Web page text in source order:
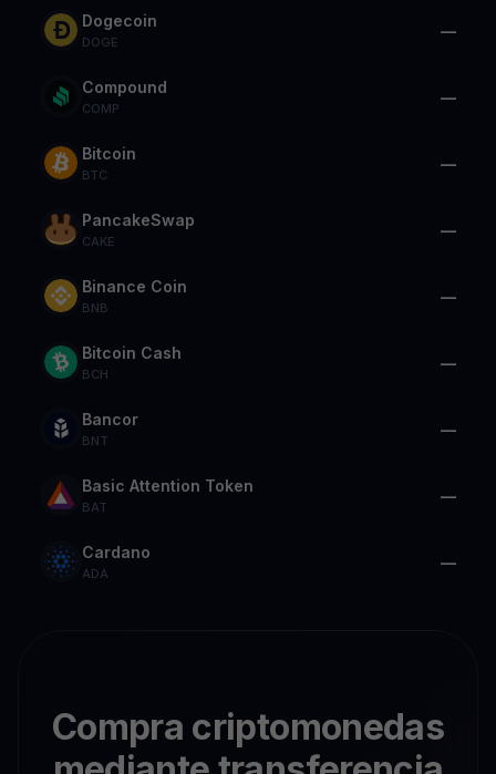
Dogecoin
DOGE
—
Compound
COMP
—
Bitcoin
BTC
—
PancakeSwap
CAKE
—
Binance Coin
BNB
—
Bitcoin Cash
BCH
—
Bancor
BNT
—
Basic Attention Token
BAT
—
Cardano
ADA
—
Compra criptomonedas